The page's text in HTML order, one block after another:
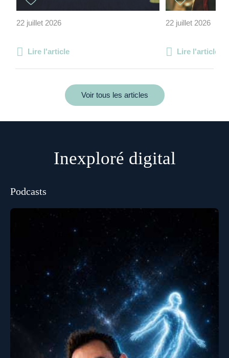
22 juillet 2026
Lire l'article
22 juillet 2026
Lire l'article
Voir tous les articles
Inexploré digital
Podcasts